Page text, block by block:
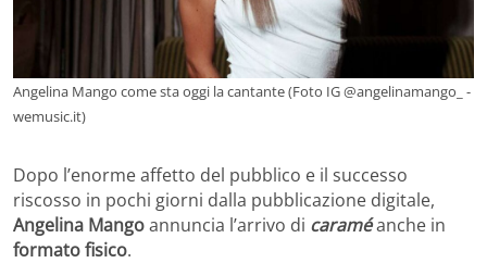
Angelina Mango come sta oggi la cantante (Foto IG @angelinamango_ -
wemusic.it)
Dopo l’enorme affetto del pubblico e il successo
riscosso in pochi giorni dalla pubblicazione digitale,
Angelina Mangoannuncia l’arrivo di caraméanche in
formato fisico.